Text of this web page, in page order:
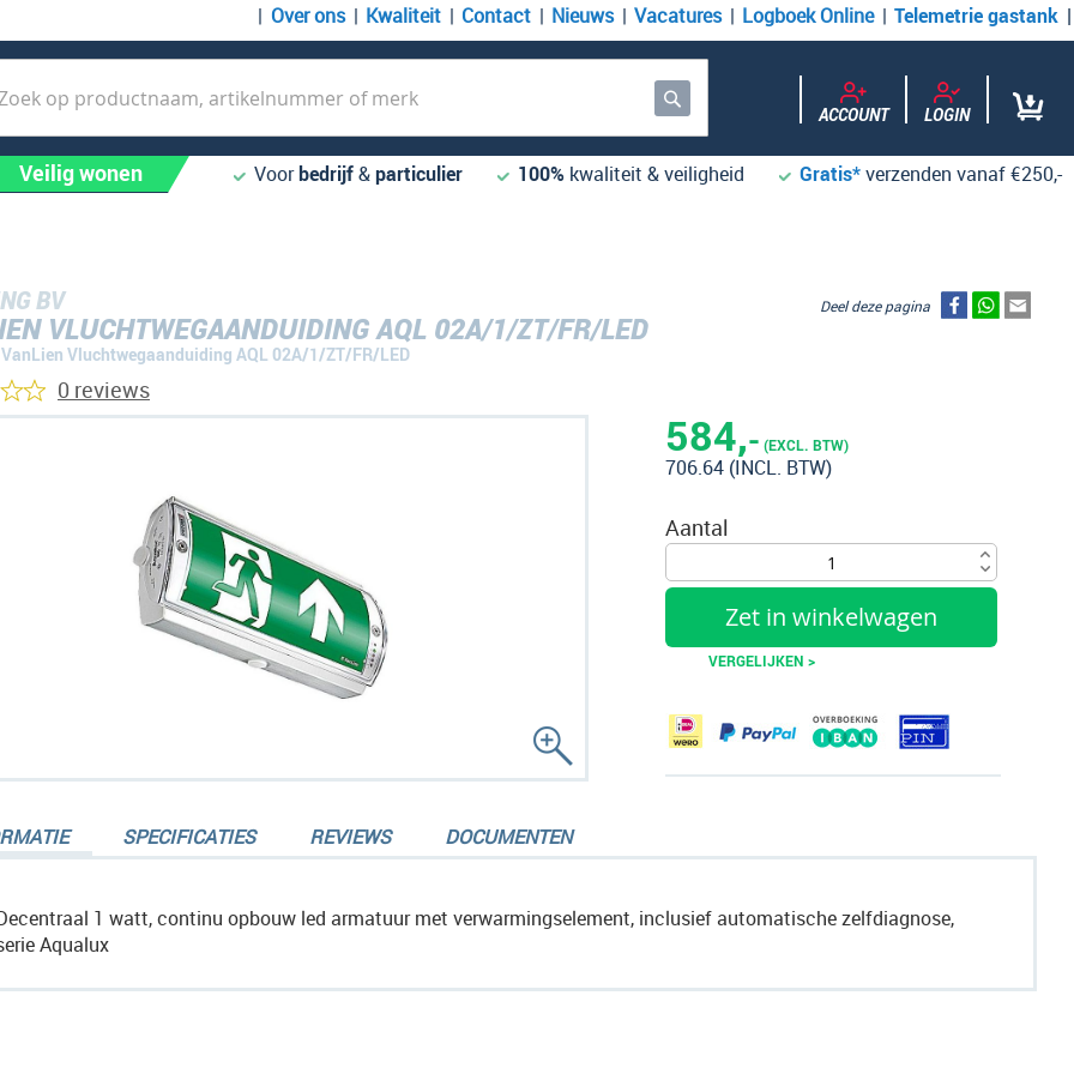
Over ons Kwaliteit Contact Nieuws Vacatures Logboek Online Telemetrie gastank
Zoek ACCOUNT LOGIN
Veilig wonen Voorbedrijf&particulier 100% kwaliteit & veiligheid Gratis*verzenden vanaf €250,-
BV
VLUCHTWEGAANDUIDING AQL 02A/1/ZT/FR/LED
VanLien Vluchtwegaanduiding AQL 02A/1/ZT/FR/LED
584,- (EXCL. BTW)
706.64 (INCL. BTW)
Aantal
Zet in winkelwagen
VERGELIJKEN >
Deel deze pagina
0 reviews
1 watt, continu opbouw led armatuur met verwarmingselement, inclusief automatische zelfdiagnose,
Aqualux
SPECIFICATIES REVIEWS DOCUMENTEN